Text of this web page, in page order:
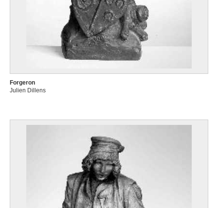
Forgeron
Julien Dillens